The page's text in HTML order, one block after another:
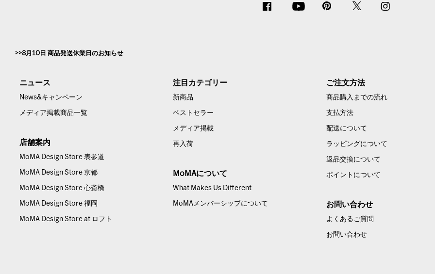
8月10日 商品発送休業日のお知らせ
ニュース
News&キャンペーン
メディア掲載商品一覧
店舗案内
MoMA Design Store 表参道
MoMA Design Store 京都
MoMA Design Store 心斎橋
MoMA Design Store 福岡
MoMA Design Store at ロフト
注目カテゴリー
新商品
ベストセラー
メディア掲載
再入荷
MoMAについて
What Makes Us Different
MoMAメンバーシップについて
ご注文方法
商品購入までの流れ
支払方法
配送について
ラッピングについて
返品交換について
ポイントについて
お問い合わせ
よくあるご質問
お問い合わせ